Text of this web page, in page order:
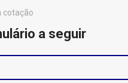
cotação
a seguir